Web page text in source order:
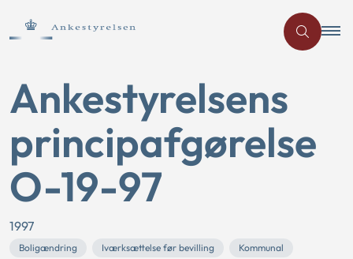
Ankestyrelsens
principafgørelse
O-19-97
1997
Boligændring Iværksættelse før bevilling
Kommunal